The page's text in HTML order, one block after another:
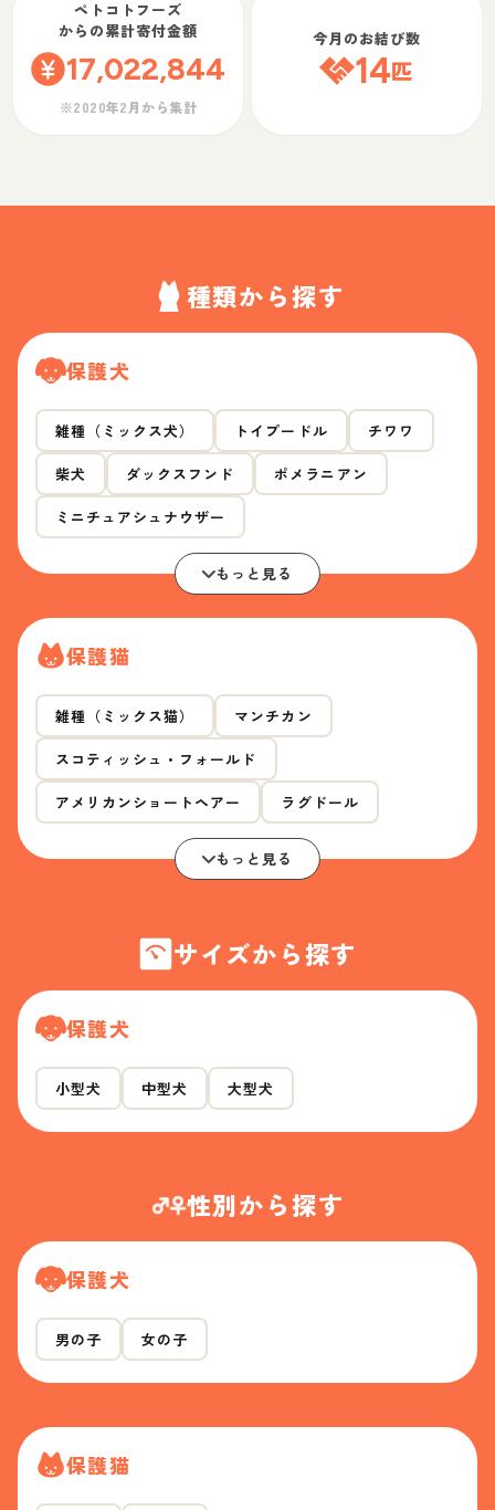
ペトコトフーズ
からの累計寄付金額
17,022,844
※2020年2月から集計
今月のお結び数
14匹
種類から探す
保護犬
雑種（ミックス犬） トイプードル チワワ
柴犬 ダックスフンド ポメラニアン
ミニチュアシュナウザー
もっと見る
保護猫
雑種（ミックス猫） マンチカン
スコティッシュ・フォールド
アメリカンショートヘアー ラグドール
もっと見る
サイズから探す
保護犬
小型犬 中型犬 大型犬
性別から探す
保護犬
男の子 女の子
保護猫